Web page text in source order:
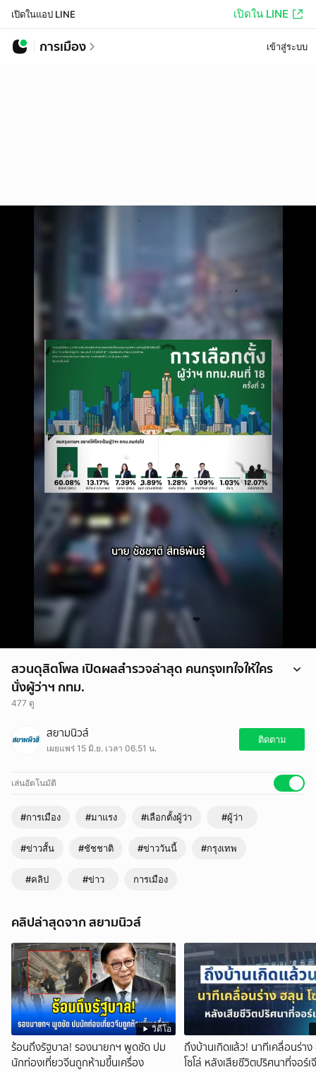
เปิดในแอป LINE เปิดใน LINE
การเมือง เข้าสู่ระบบ
สวนดุสิตโพล เปิดผลสำรวจล่าสุด คนกรุงเทใจให้ใคร
นั่งผู้ว่าฯ กทม.
477 ดู
มิถุนายน 2569 ผลปรากฏว่า นาย ชัชชาติ สิทธิพันธุ์ ยังนำมาเป็นอันดับ 1
ด้วยคะแนน 60.08% ทิ้งห่างคู่แข่งทุกคนตามมาด้วย อันดับ 2 นาย ชัยวัฒน์
ตระกูล ที่ 7.39%
สยามนิวส์
เผยแพร่ 15 มิ.ย. เวลา 06.51 น.
ติดตาม
เล่นอัตโนมัติ
#การเมือง #มาแรง #เลือกตั้งผู้ว่า #ผู้ว่า
#ข่าวสั้น #ชัชชาติ #ข่าววันนี้ #กรุงเทพ
#คลิป #ข่าว การเมือง
คลิปล่าสุดจาก สยามนิวส์
วิดีโอ
ร้อนถึงรัฐบาล! รองนายกฯ พูดชัด ปม
นักท่องเที่ยวจีนถูกห้ามขึ้นเครื่อง
ถึงบ้านเกิดแล้ว! นาทีเคลื่อนร่า
โซโล่ หลังเสียชีวิตปริศนาที่จอร์เ